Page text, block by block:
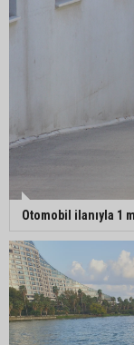
Otomobil ilanıyla 1